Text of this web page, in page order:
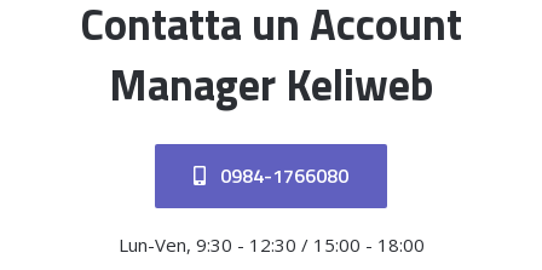
Contatta un Account
Manager Keliweb
0984-1766080
Lun-Ven, 9:30 - 12:30 / 15:00 - 18:00